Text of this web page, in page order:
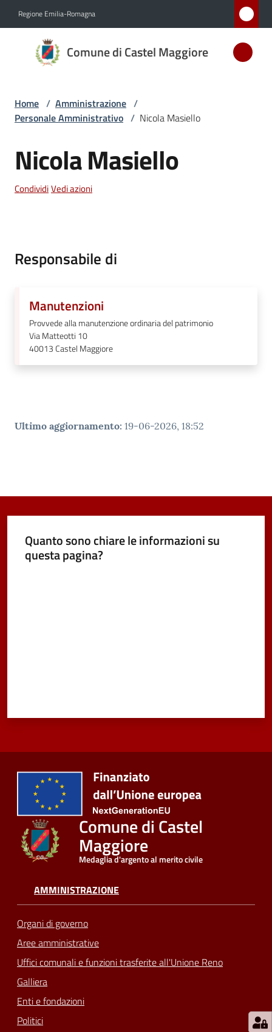
Regione Emilia-Romagna
Comune di Castel Maggiore
Comune
di Castel
D'ARGENTO
AL MERITO
Amministrazione
Servizi
Castel
Maggiore
argomenti...
Home / Amministrazione /
Personale Amministrativo / Nicola Masiello
Salta al contenuto
Nicola Masiello
CondividiVedi azioni
Responsabile di
Manutenzioni
Provvede alla manutenzione ordinaria del patrimonio
Via Matteotti 10
40013Castel Maggiore
Ultimo aggiornamento: 19-06-2026, 18:52
Quanto sono chiare le informazioni su
questa pagina?
Comune di Castel
Maggiore
Medaglia d'argento al merito civile
AMMINISTRAZIONE
Organi di governo
Aree amministrative
Uffici comunali e funzioni trasferite all'Unione Reno
Galliera
Enti e fondazioni
Politici